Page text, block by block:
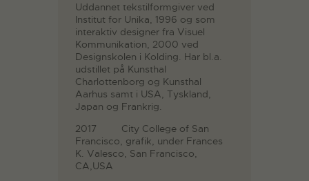
Uddannet tekstilformgiver ved
Institut for Unika, 1996 og som
interaktiv designer fra Visuel
Kommunikation, 2000 ved
Designskolen i Kolding. Har bl.a.
udstillet på Kunsthal
Charlottenborg og Kunsthal
Aarhus samt i USA, Tyskland,
Japan og Frankrig.
2017 City College of San
Francisco, grafik, under Frances
K. Valesco, San Francisco,
CA,USA